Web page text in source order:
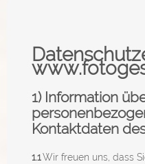
1) Information
Kontaktdaten
1.1Wir freuen uns, dass